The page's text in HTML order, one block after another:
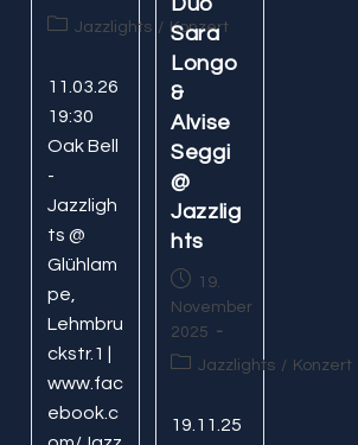
Beitrags-
Jazzlights / Konzert
11.03.26
19:30
Oak Bell
-
Jazzligh
ts @
Glühlam
pe,
Lehmbru
ckstr.1 |
www.fac
ebook.c
Sara
Longo
&
Alvise
Seggi
@
Jazzlig
hts
Beitrag
veröffentlicht:
19.
November
2025
Beitrags-
Jazzlights / Konzert
19.11.25